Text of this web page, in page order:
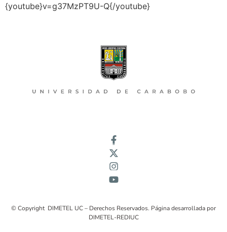
{youtube}v=g37MzPT9U-Q{/youtube}
© Copyright DIMETEL UC – Derechos Reservados. Página desarrollada por
DIMETEL-REDIUC